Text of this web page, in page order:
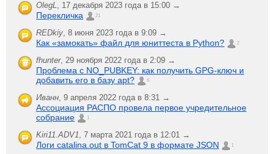
OlegL, 17 декабря 2023 года в 15:00 →
Перекличка 21
REDkiy, 8 июня 2023 года в 9:09 →
Как «замокать» файл для юниттеста в Python? 2
fhunter, 29 ноября 2022 года в 2:09 →
Проблема с NO_PUBKEY: как получить GPG-ключ и
добавить его в базу apt?
6
Иванн, 9 апреля 2022 года в 8:31 →
Ассоциация РАСПО провела первое учредительное
собрание
1
Kiri11.ADV1, 7 марта 2021 года в 12:01 →
Логи catalina.out в TomCat 9 в формате JSON 1